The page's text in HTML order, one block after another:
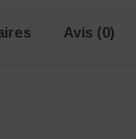
Avis (0)